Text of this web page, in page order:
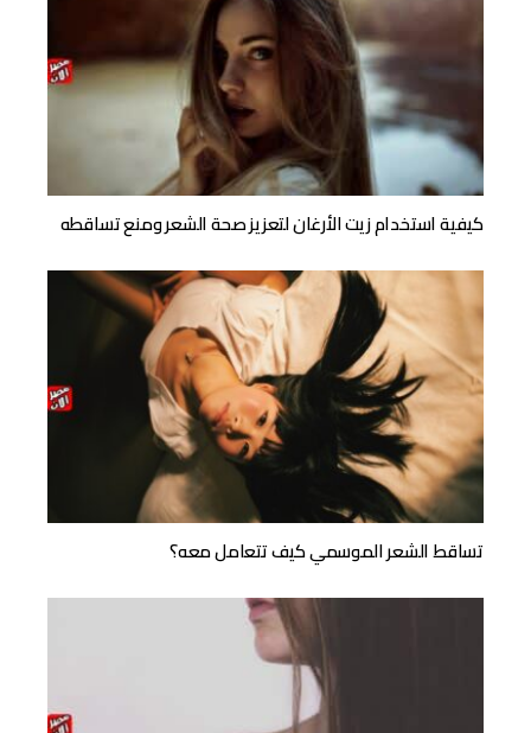
كيفية استخدام زيت الأرغان لتعزيز صحة الشعر ومنع تساقطه
تساقط الشعر الموسمي كيف تتعامل معه؟